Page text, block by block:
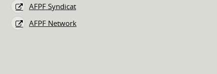
AFPF Syndicat
AFPF Network